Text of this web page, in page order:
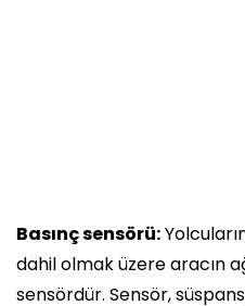
Basınç sensörü:
dahil olmak üzere aracın
sensördür. Sensör,